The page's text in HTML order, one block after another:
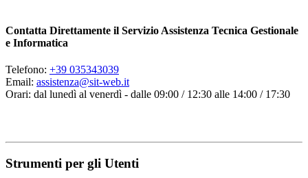
Contatta Direttamente il Servizio Assistenza Tecnica Gestionale
e Informatica
Telefono: +39 035343039
Email: assistenza@sit-web.it
Orari: dal lunedì al venerdì - dalle 09:00 / 12:30 alle 14:00 / 17:30
Strumenti per gli Utenti